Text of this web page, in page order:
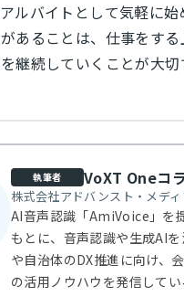
ルバイトとして気軽に
あることは、仕事をす
継続していくことが大切
執筆者 VoXT Oneコ
株式会社アドバンスト・メディ
AI音声認識「AmiVoice」を
もとに、音声認識や生成AI
や自治体のDX推進に向け、
の活用ノウハウを発信してい